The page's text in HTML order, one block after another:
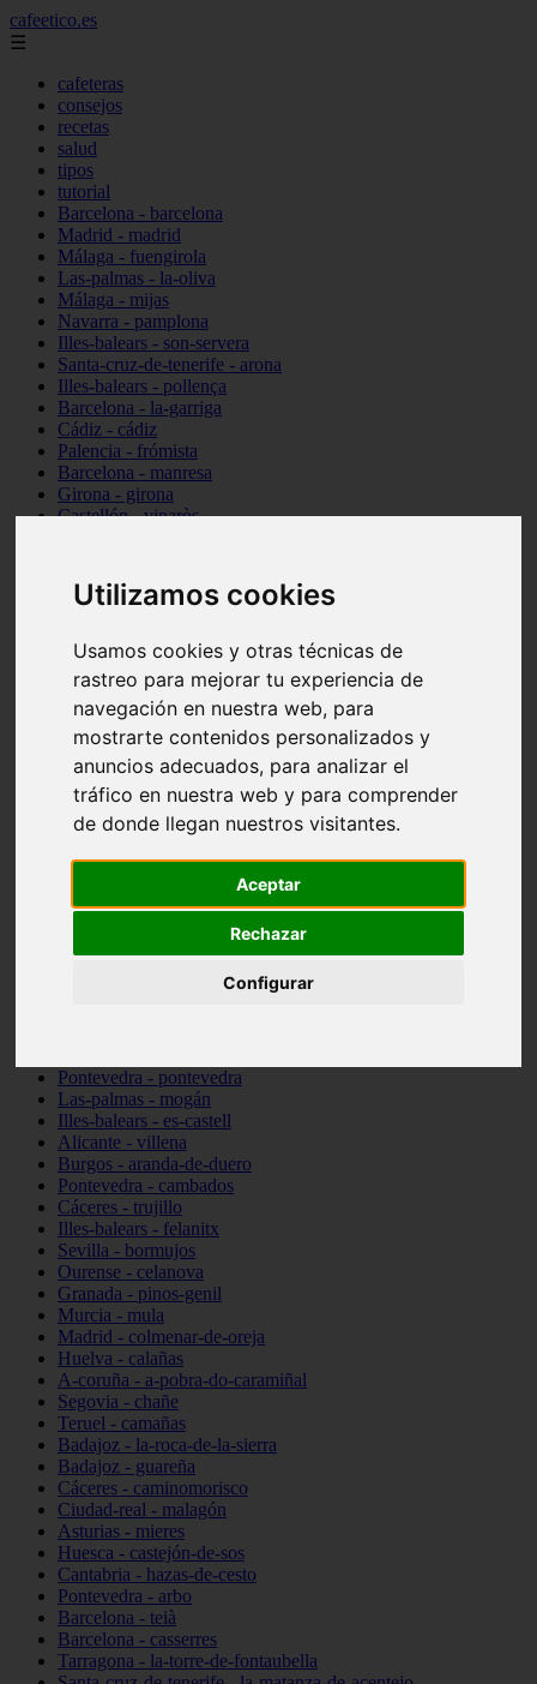
Utilizamos cookies
Usamos cookies y otras técnicas de
rastreo para mejorar tu experiencia de
navegación en nuestra web, para
mostrarte contenidos personalizados y
anuncios adecuados, para analizar el
tráfico en nuestra web y para comprender
de donde llegan nuestros visitantes.
Aceptar
Rechazar
Configurar
cafeetico.es
☰
cafeteras
consejos
recetas
salud
tipos
tutorial
Barcelona - barcelona
Madrid - madrid
Málaga - fuengirola
Las-palmas - la-oliva
Málaga - mijas
Navarra - pamplona
Illes-balears - son-servera
Santa-cruz-de-tenerife - arona
Illes-balears - pollença
Barcelona - la-garriga
Cádiz - cádiz
Palencia - frómista
Barcelona - manresa
Girona - girona
Castellón - vinaròs
Málaga - nerja
Girona - blanes
Málaga - marbella
Asturias - gijón
Girona - figueres
Alicante - santa-pola
Almería - roquetas-de-mar
Girona - tossa-de-mar
Barcelona - sant-cugat-del-vallès
Alicante - l39alfàs-del-pi
Barcelona - vilanova-i-la-geltrú
Castellón - peñíscola
Illes-balears - sant-josep-de-sa-talaia
Pontevedra - pontevedra
Las-palmas - mogán
Illes-balears - es-castell
Alicante - villena
Burgos - aranda-de-duero
Pontevedra - cambados
Cáceres - trujillo
Illes-balears - felanitx
Sevilla - bormujos
Ourense - celanova
Granada - pinos-genil
Murcia - mula
Madrid - colmenar-de-oreja
Huelva - calañas
A-coruña - a-pobra-do-caramiñal
Segovia - chañe
Teruel - camañas
Badajoz - la-roca-de-la-sierra
Badajoz - guareña
Cáceres - caminomorisco
Ciudad-real - malagón
Asturias - mieres
Huesca - castejón-de-sos
Cantabria - hazas-de-cesto
Pontevedra - arbo
Barcelona - teià
Barcelona - casserres
Tarragona - la-torre-de-fontaubella